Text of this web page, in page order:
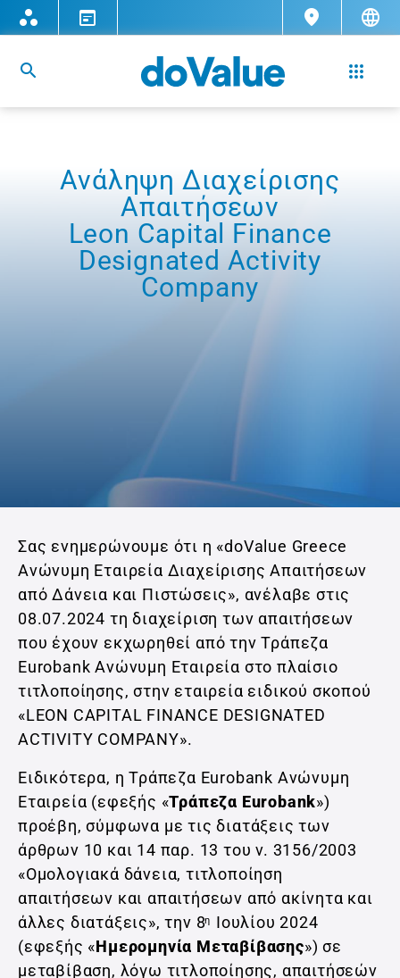
Ανάληψη Διαχείρισης
Απαιτήσεων
Leon Capital Finance
Designated Activity
Company
Σας ενημερώνουμε ότι η «doValue Greece
Ανώνυμη Εταιρεία Διαχείρισης Απαιτήσεων
από Δάνεια και Πιστώσεις», ανέλαβε στις
08.07.2024 τη διαχείριση των απαιτήσεων
που έχουν εκχωρηθεί από την Τράπεζα
Eurobank Ανώνυμη Εταιρεία στο πλαίσιο
τιτλοποίησης, στην εταιρεία ειδικού σκοπού
«LEON CAPITAL FINANCE DESIGNATED
ACTIVITY COMPANY».
Ειδικότερα, η Τράπεζα Eurobank Ανώνυμη
Εταιρεία (εφεξής «Τράπεζα Eurobank»)
προέβη, σύμφωνα με τις διατάξεις των
άρθρων 10 και 14 παρ. 13 του ν. 3156/2003
«Ομολογιακά δάνεια, τιτλοποίηση
απαιτήσεων και απαιτήσεων από ακίνητα και
άλλες διατάξεις», την 8η
Ιουλίου 2024
(εφεξής «Ημερομηνία Μεταβίβασης») σε
μεταβίβαση, λόγω τιτλοποίησης, απαιτήσεών